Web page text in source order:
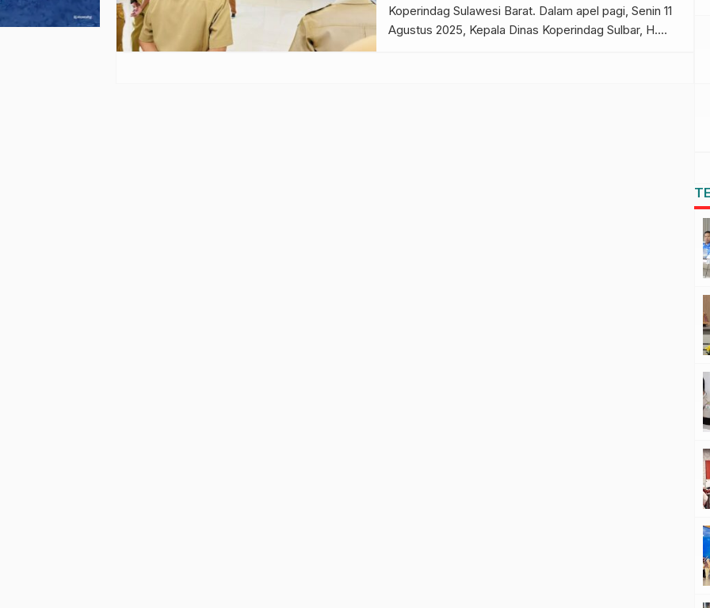
Koperindag Sulawesi Barat. Dalam apel pagi, Senin 11
Agustus 2025, Kepala Dinas Koperindag Sulbar, H.